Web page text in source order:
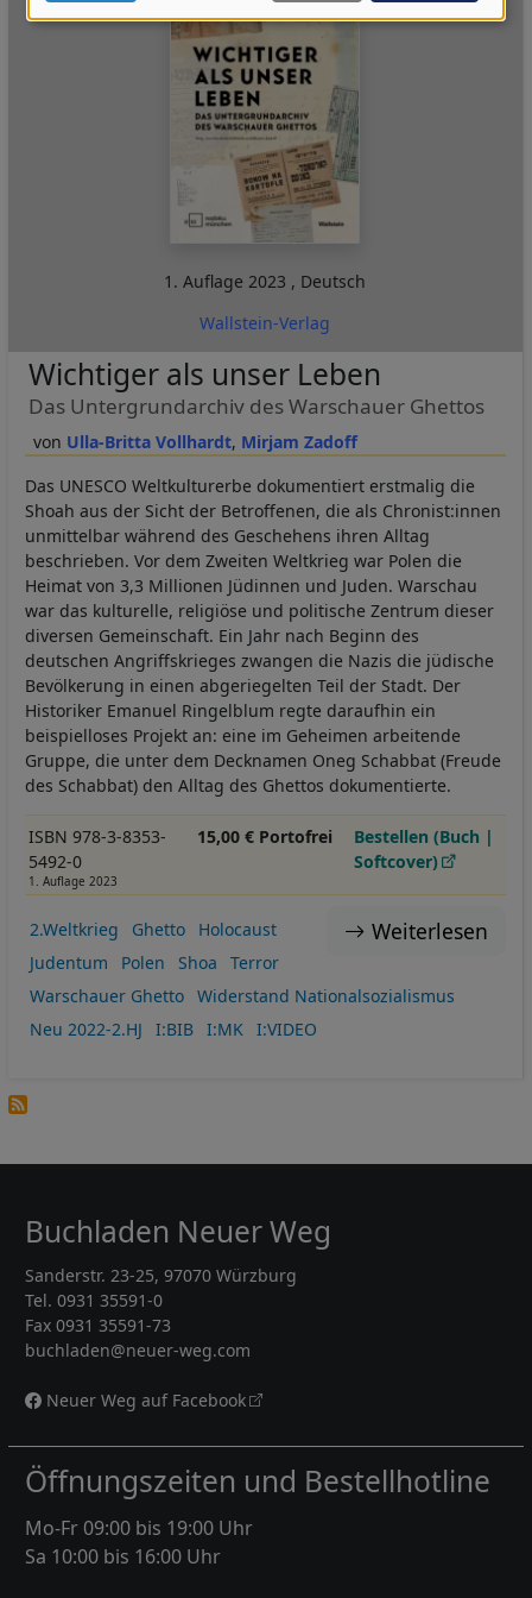
1. Auflage2023 , Deutsch
Wallstein-Verlag
Ulla-Britta Vollhardt Mirjam Zadoff
Wichtiger als unser Leben
Das Untergrundarchiv des Warschauer Ghettos
Das UNESCO Weltkulturerbe dokumentiert erstmalig die
Shoah aus der Sicht der Betroffenen, die als Chronist:innen
unmittelbar während des Geschehens ihren Alltag
beschrieben. Vor dem Zweiten Weltkrieg war Polen die
Heimat von 3,3 Millionen Jüdinnen und Juden. Warschau
war das kulturelle, religiöse und politische Zentrum dieser
diversen Gemeinschaft. Ein Jahr nach Beginn des
deutschen Angriffskrieges zwangen die Nazis die jüdische
Bevölkerung in einen abgeriegelten Teil der Stadt. Der
Historiker Emanuel Ringelblum regte daraufhin ein
beispielloses Projekt an: eine im Geheimen arbeitende
Gruppe, die unter dem Decknamen Oneg Schabbat (Freude
des Schabbat) den Alltag des Ghettos dokumentierte.
ISBN 978-3-8353-
5492-0
1. Auflage 2023
15,00 € Portofrei
Bestellen (Buch |
Softcover)
Weiterlesen
2.Weltkrieg Ghetto
Holocaust
Judentum
Polen Shoa
Terror
Warschauer Ghetto
Widerstand Nationalsozialismus
Neu 2022-2.HJ
I:BIB I:MK I:VIDEO
Buchladen Neuer Weg
Sanderstr. 23-25, 97070 Würzburg
Tel. 0931 35591-0
Fax 0931 35591-73
buchladen@neuer-weg.com
Neuer Weg auf Facebook
Öffnungszeiten und Bestellhotline
Mo-Fr 09:00 bis 19:00 Uhr
Sa 10:00 bis 16:00 Uhr
Daten